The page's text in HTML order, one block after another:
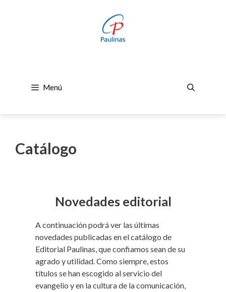
Menú
Catálogo
Novedades editorial
A continuación podrá ver las últimas
novedades publicadas en el catálogo de
Editorial Paulinas, que confiamos sean de su
agrado y utilidad. Como siempre, estos
títulos se han escogido al servicio del
evangelio y en la cultura de la comunicación,